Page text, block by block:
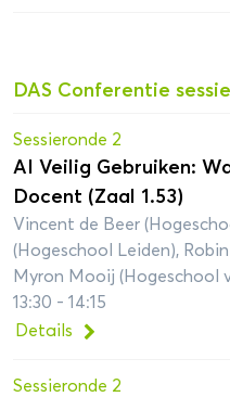
DAS Conferentie
Sessieronde 2
AI Veilig Gebruiken:
Docent (Zaal 1.53)
Vincent de Beer
(Hogeschool Leiden),
Myron Mooij (Hogeschool
13:30 - 14:15
Details
Sessieronde 2